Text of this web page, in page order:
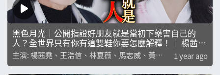
黑色月光｜公開指證好朋友就是當初下藥害自己的
人？全世界只有你有這雙鞋你要怎麼解釋！｜ 楊茜堯
｜王浩信｜林夏薇｜馬志威｜黃翠如｜楊卓娜｜
主演: 楊茜堯、王浩信、林夏薇、馬志威、黃翠
如、楊卓娜
1 year ago